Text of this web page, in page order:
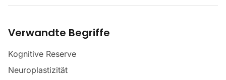
Verwandte Begriffe
Kognitive Reserve
Neuroplastizität